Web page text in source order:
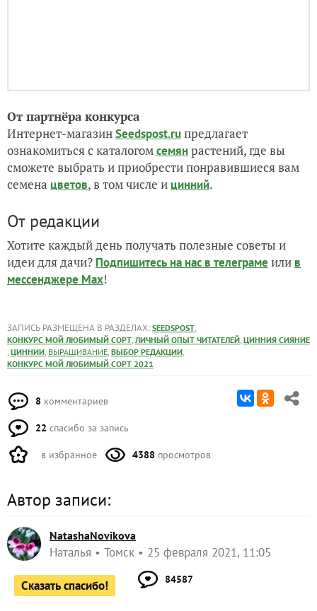
От партнёра конкурса
Интернет-магазинSeedspost.ruпредлагает
ознакомиться с каталогомсемянрастений, где вы
сможете выбрать и приобрести понравившиеся вам
семена цветов, в том числе и цинний.
От редакции
Хотите каждый день получать полезные советы и
идеи для дачи? Подпишитесь на нас в телеграме или в
мессенджере Max!
ЗАПИСЬ РАЗМЕЩЕНА В РАЗДЕЛАХ: SEEDSPOST,
КОНКУРС МОЙ ЛЮБИМЫЙ СОРТ, ЛИЧНЫЙ ОПЫТ ЧИТАТЕЛЕЙ, ЦИННИЯ СИЯНИЕ
, ЦИННИИ, ВЫРАЩИВАНИЕ, ВЫБОР РЕДАКЦИИ,
КОНКУРС МОЙ ЛЮБИМЫЙ СОРТ 2021
8 комментариев
22 спасибо за запись
в избранное 4388 просмотров
Автор записи:
NatashaNovikova
Наталья Томск 25 февраля 2021, 11:05
Сказать спасибо! 84587